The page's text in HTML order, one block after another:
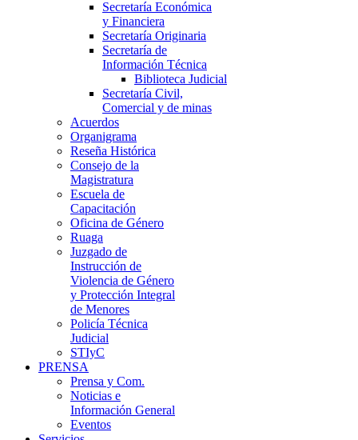
Secretaría Económica
y Financiera
Secretaría Originaria
Secretaría de
Información Técnica
Biblioteca Judicial
Secretaría Civil,
Comercial y de minas
Acuerdos
Organigrama
Reseña Histórica
Consejo de la
Magistratura
Escuela de
Capacitación
Oficina de Género
Ruaga
Juzgado de
Instrucción de
Violencia de Género
y Protección Integral
de Menores
Policía Técnica
Judicial
STIyC
PRENSA
Prensa y Com.
Noticias e
Información General
Eventos